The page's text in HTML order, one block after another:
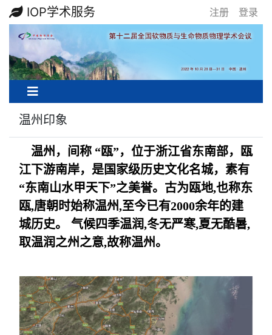
IOP学术服务 注册 登录
温州印象
温州，间称 “瓯”，位于浙江省东南部，瓯
江下游南岸，是国家级历史文化名城，素有
“东南山水甲天下”之美誉。古为瓯地,也称东
瓯,唐朝时始称温州,至今已有2000余年的建
城历史。
气候四季温润,冬无严寒,夏无酷暑,
取温润之州之意,故称温州。